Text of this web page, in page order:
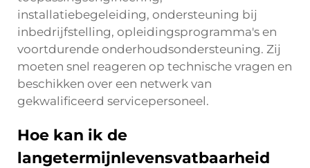
installatiebegeleiding, ondersteuning bij
inbedrijfstelling, opleidingsprogramma's en
voortdurende onderhoudsondersteuning. Zij
moeten snel reageren op technische vragen en
beschikken over een netwerk van
gekwalificeerd servicepersoneel.
Hoe kan ik de
langetermijnlevensvatbaarheid